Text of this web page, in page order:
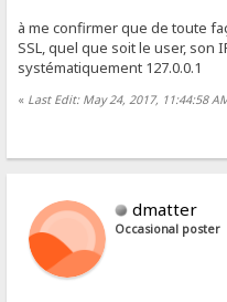
à me confirmer que de toute
SSL, quel que soit le user, son
systématiquement 127.0.0.1
« Last Edit: May 24, 2017, 11:44:58
dmatter
Occasional poster